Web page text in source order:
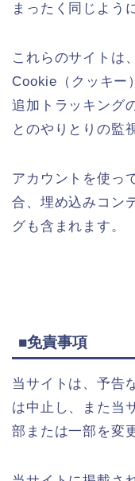
まったく同じよう
これらのサイトは
Cookie（クッキー
追加トラッキング
とのやりとりの監
アカウントを使っ
合、埋め込みコン
グも含まれます。
■免責事項
当サイトは、予告
は中止し、また当
部または一部を変